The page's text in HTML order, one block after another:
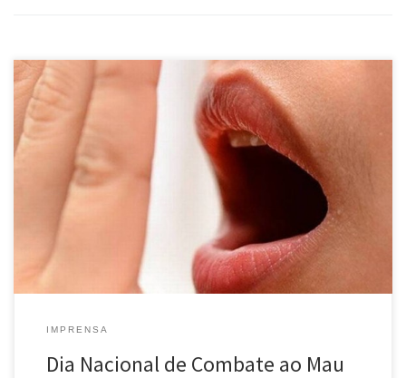
Cerca de 50 milhões de brasileiros sofrem de mau hálito, segundo
a Associação Brasileira de Halitose (ABHA). Muitas vezes associado
apenas ao descuido com a higiene bucal, o problema, na
verdade, tem mais de 60 causas, e pode até ser sintoma de
diabetes, câncer estomacal ou deficiência hepática, por exemplo.
IMPRENSA
Dia Nacional de Combate ao Mau